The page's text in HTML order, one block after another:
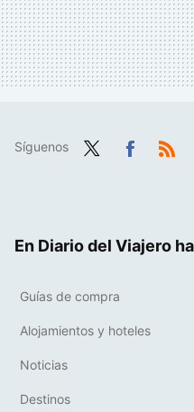
Síguenos
En Diario del Viajero
Guías de compra
Alojamientos y hoteles
Noticias
Destinos